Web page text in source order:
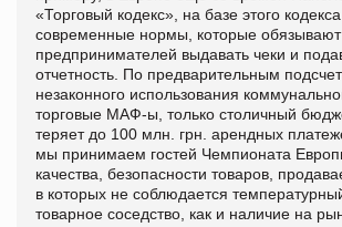
«Торговый кодекс», на базе этого
современные нормы, которые обязывают
предпринимателей выдавать чеки и
отчетность. По предварительным
незаконного использования
торговые МАФ-ы, только столичный
теряет до 100 млн. грн. арендных
мы принимаем гостей Чемпионата
качества, безопасности товаров,
в которых не соблюдается
товарное соседство, как и наличие на